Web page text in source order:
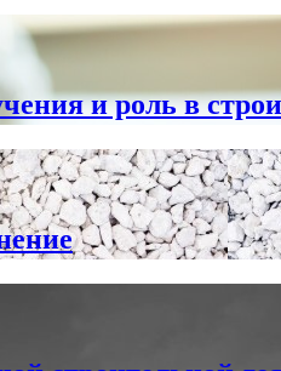
и роль в